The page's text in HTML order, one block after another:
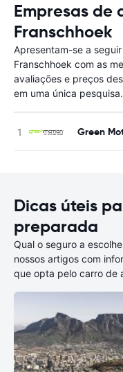
Empresas de
Franschhoek
Apresentam-se a
Franschhoek com as
avaliações e preços
em uma única pesquisa.
Green
Dicas úteis
preparada
Qual o seguro a
nossos artigos com
que opta pelo carro de